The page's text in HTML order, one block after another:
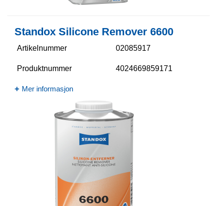
Standox Silicone Remover 6600​
Artikelnummer 02085917
Produktnummer 4024669859171
Mer informasjon